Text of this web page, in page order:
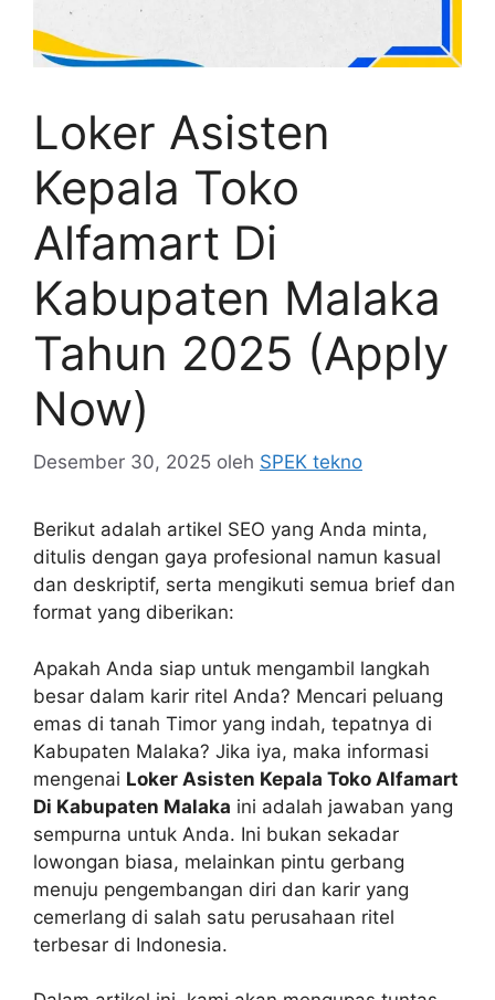
Loker Asisten
Kepala Toko
Alfamart Di
Kabupaten Malaka
Tahun 2025 (Apply
Now)
Desember 30, 2025 oleh SPEK tekno
Berikut adalah artikel SEO yang Anda minta,
ditulis dengan gaya profesional namun kasual
dan deskriptif, serta mengikuti semua brief dan
format yang diberikan:
Apakah Anda siap untuk mengambil langkah
besar dalam karir ritel Anda? Mencari peluang
emas di tanah Timor yang indah, tepatnya di
Kabupaten Malaka? Jika iya, maka informasi
mengenai Loker Asisten Kepala Toko Alfamart
Di Kabupaten Malaka ini adalah jawaban yang
sempurna untuk Anda. Ini bukan sekadar
lowongan biasa, melainkan pintu gerbang
menuju pengembangan diri dan karir yang
cemerlang di salah satu perusahaan ritel
terbesar di Indonesia.